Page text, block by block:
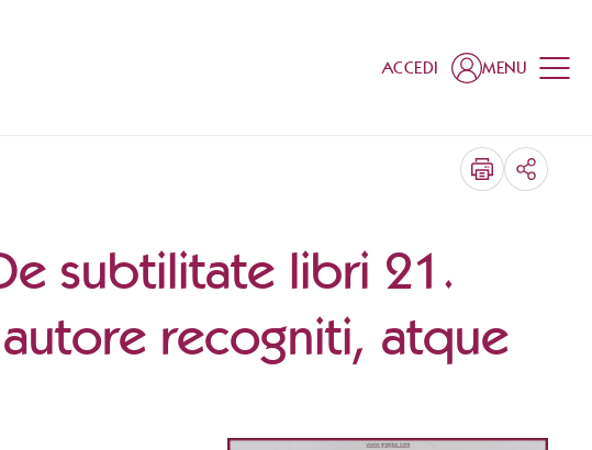
ACCEDI MENU
subtilitate libri 21.
recogniti, atque